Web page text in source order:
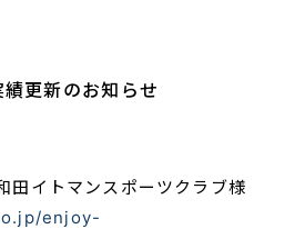
更新のお知らせ
イトマンスポーツクラブ様
enjoy-